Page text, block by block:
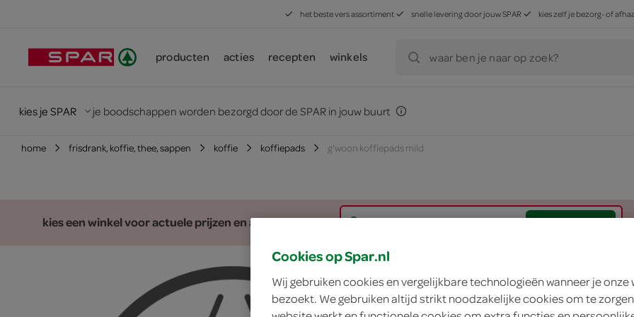
het beste vers assortiment snelle levering door jouw SPAR kies zelf je bezorg- of
producten acties recepten winkels waar ben je naar op zoek?
kies je SPAR je boodschappen worden bezorgd door de SPAR in jouw buurt
home frisdrank, koffie, thee, sappen koffie koffiepads g'woon koffiepads mild
kies een winkel voor actuele prijzen en assortiment zoek winkel
g'woon koffiepads
Cookies op Spar.nl
Wij gebruiken cookies en vergelijkbare technologieën wanneer je onze
bezoekt. We gebruiken altijd strikt noodzakelijke cookies om te